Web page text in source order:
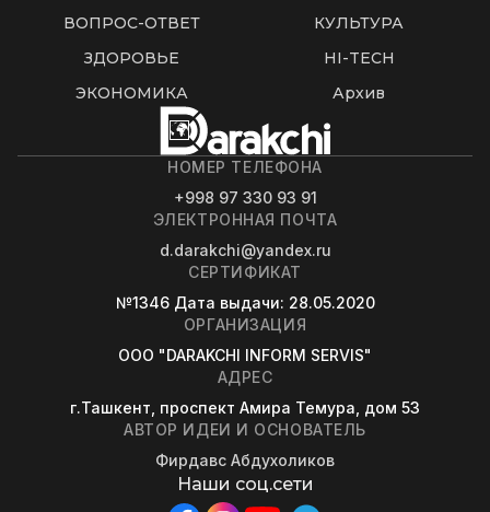
ВОПРОС-ОТВЕТ
КУЛЬТУРА
ЗДОРОВЬЕ
HI-TECH
ЭКОНОМИКА
Архив
НОМЕР ТЕЛЕФОНА
+998 97 330 93 91
ЭЛЕКТРОННАЯ ПОЧТА
d.darakchi@yandex.ru
СЕРТИФИКАТ
№1346 Дата выдачи: 28.05.2020
ОРГАНИЗАЦИЯ
OOO "DARAKCHI INFORM SERVIS"
АДРЕС
г.Ташкент, проспект Амира Темура, дом 53
АВТОР ИДЕИ И ОСНОВАТЕЛЬ
Фирдавс Абдухоликов
Наши соц.сети